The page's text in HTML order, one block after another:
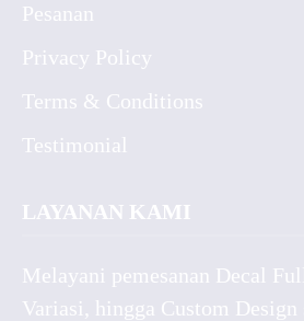
Pesanan
Privacy Policy
Terms & Conditions
Testimonial
LAYANAN KAMI
Melayani pemesanan Decal
Variasi, hingga Custom Design